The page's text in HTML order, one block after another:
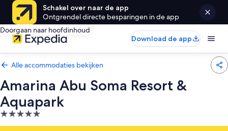
Schakel over naar de app
Ontgrendel directe besparingen in de app
Doorgaan naar hoofdinhoud
Download de app
Alle accommodaties bekijken
Amarina Abu Soma Resort &
Aquapark
5.0-
sterrenaccommodatie